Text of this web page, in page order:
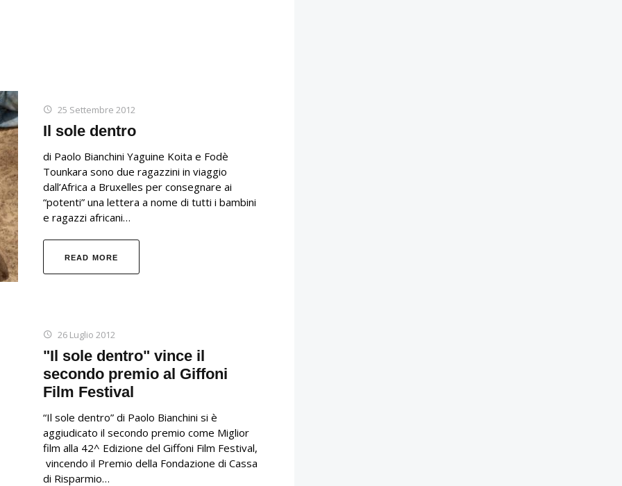
25 Settembre 2012
Il sole dentro
di Paolo Bianchini Yaguine Koita e Fodè
Tounkara sono due ragazzini in viaggio
dall’Africa a Bruxelles per consegnare ai
“potenti” una lettera a nome di tutti i bambini
e ragazzi africani…
READ MORE
26 Luglio 2012
"Il sole dentro" vince il
secondo premio al Giffoni
Film Festival
“Il sole dentro” di Paolo Bianchini si è
aggiudicato il secondo premio come Miglior
film alla 42^ Edizione del Giffoni Film Festival,
vincendo il Premio della Fondazione di Cassa
di Risparmio…